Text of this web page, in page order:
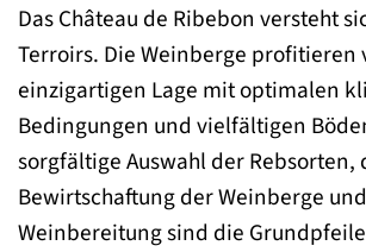
Das Château de Ribebon versteht
Terroirs. Die Weinberge profitieren
einzigartigen Lage mit optimalen
Bedingungen und vielfältigen
sorgfältige Auswahl der Rebsorten,
Bewirtschaftung der Weinberge
Weinbereitung sind die